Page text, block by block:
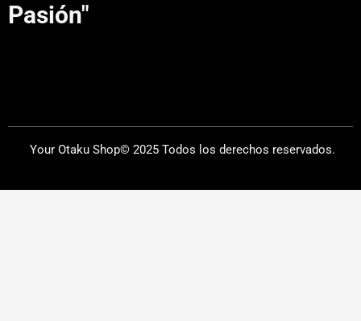
Pasión"
Your Otaku Shop© 2025 Todos los derechos reservados.